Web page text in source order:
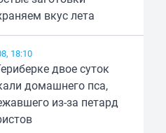
вкус лета
18:10
двое суток
домашнего пса,
из-за петард